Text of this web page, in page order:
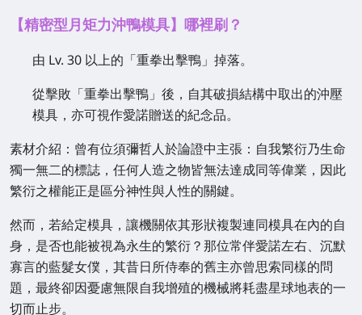
【精密型月矩力沖鴨模具】哪裡刷？
由 Lv. 30 以上的「重拳出擊鴨」掉落。
從擊敗「重拳出擊鴨」後，自其破損結構中取出的沖壓
模具，亦可視作愛諾贈送的紀念品。
素材介紹：曾有位須彌哲人於論證中主張：自我繁衍乃生命
獨一無二的標誌，任何人造之物皆無法達成同等偉業，因此
繁衍之權能正是區分神性與人性的關鍵。
然而，若給定模具，讓機關依其形狀複製連同模具在內的自
身，是否也能被視為永生的繁衍？那位常伴愛諾左右、沉默
寡言的藍髮女僕，其昔日所侍奉的舊主亦曾思索同樣的問
題，最終卻因憂慮無限自我增殖的機械將耗盡星球地表的一
切而止步。